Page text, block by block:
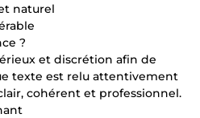
naturel
?
et discrétion afin de
texte est relu attentivement
cohérent et professionnel.